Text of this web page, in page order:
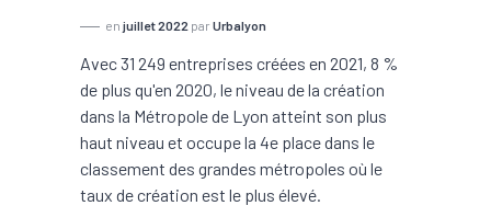
en juillet 2022 par Urbalyon
Avec 31 249 entreprises créées en 2021, 8 %
de plus qu'en 2020, le niveau de la création
dans la Métropole de Lyon atteint son plus
haut niveau et occupe la 4e place dans le
classement des grandes métropoles où le
taux de création est le plus élevé.